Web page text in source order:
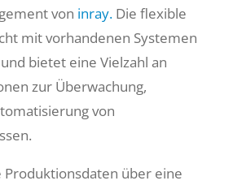
von inray. Die flexible
mit vorhandenen Systemen
bietet eine Vielzahl an
zur Überwachung,
von
Produktionsdaten über eine